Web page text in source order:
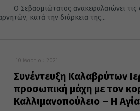
Ο Σεβασμιώτατος ανακεφαλαιώνει τις
κατά την διάρκεια της...
10 Μαρτίου 2021
Συνέντευξη Καλαβρύτων
προσωπική μάχη με τον
Καλλιμανοπούλειο – Η